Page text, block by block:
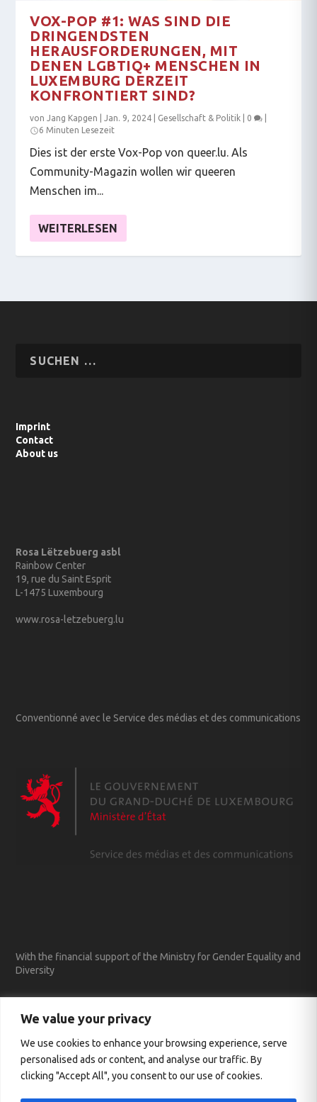
We value your privacy
We use cookies to enhance your browsing experience, serve
personalised ads or content, and analyse our traffic. By
clicking "Accept All", you consent to our use of cookies.
VOX-POP #1: WAS SIND DIE
DRINGENDSTEN
HERAUSFORDERUNGEN, MIT
DENEN LGBTIQ+ MENSCHEN IN
LUXEMBURG DERZEIT
KONFRONTIERT SIND?
vonJang Kapgen |Jan. 9, 2024 Gesellschaft & Politik 0
6 Minuten Lesezeit
Dies ist der erste Vox-Pop von queer.lu. Als
Community-Magazin wollen wir queeren
Menschen im...
WEITERLESEN
Imprint
Contact
About us
Rosa Lëtzebuerg asbl
Rainbow Center
19, rue du Saint Esprit
L-1475 Luxembourg
www.rosa-letzebuerg.lu
Conventionné avec le Service des médias et des communications
With the financial support of the Ministry for Gender Equality and
Diversity